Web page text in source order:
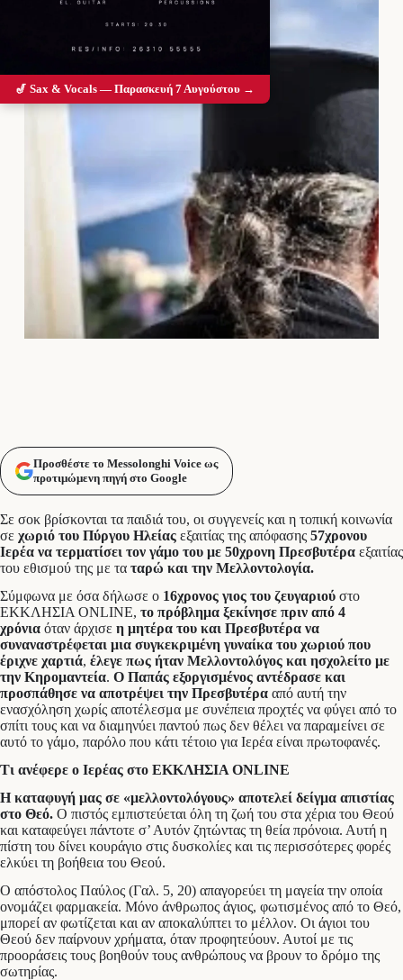
Προσθέστε το Messolonghi Voice ως
προτιμώμενη πηγή στο Google
Σε σοκ βρίσκονται τα παιδιά του, οι συγγενείς και η τοπική κοινωνία
σε χωριό του Πύργου Ηλείας εξαιτίας της απόφασης 57χρονου
Ιερέα να τερματίσει τον γάμο του με 50χρονη Πρεσβυτέρα εξαιτίας
του εθισμού της με τα ταρώ και την Μελλοντολογία.
Σύμφωνα με όσα δήλωσε ο 16χρονος γιος του ζευγαριού στο
ΕΚΚΛΗΣΙΑ ONLINE, το πρόβλημα ξεκίνησε πριν από 4
χρόνια όταν άρχισε η μητέρα του και Πρεσβυτέρα να
συναναστρέφεται μια συγκεκριμένη γυναίκα του χωριού που
έριχνε χαρτιά, έλεγε πως ήταν Μελλοντολόγος και ησχολείτο με
την Κηρομαντεία. Ο Παπάς εξοργισμένος αντέδρασε και
προσπάθησε να αποτρέψει την Πρεσβυτέρα από αυτή την
ενασχόληση χωρίς αποτέλεσμα με συνέπεια προχτές να φύγει από το
σπίτι τους και να διαμηνύει παντού πως δεν θέλει να παραμείνει σε
αυτό το γάμο, παρόλο που κάτι τέτοιο για Ιερέα είναι πρωτοφανές.
Τι ανέφερε ο Ιερέας στο ΕΚΚΛΗΣΙΑ ONLINE
Η καταφυγή μας σε «μελλοντολόγους» αποτελεί δείγμα απιστίας
στο Θεό. Ο πιστός εμπιστεύεται όλη τη ζωή του στα χέρια του Θεού
και καταφεύγει πάντοτε σ’ Αυτόν ζητώντας τη θεία πρόνοια. Αυτή η
πίστη του δίνει κουράγιο στις δυσκολίες και τις περισσότερες φορές
ελκύει τη βοήθεια του Θεού.
Ο απόστολος Παύλος (Γαλ. 5, 20) απαγορεύει τη μαγεία την οποία
ονομάζει φαρμακεία. Μόνο άνθρωπος άγιος, φωτισμένος από το Θεό,
μπορεί αν φωτίζεται και αν αποκαλύπτει το μέλλον. Οι άγιοι του
Θεού δεν παίρνουν χρήματα, όταν προφητεύουν. Αυτοί με τις
προοράσεις τους βοηθούν τους ανθρώπους να βρουν το δρόμο της
σωτηρίας.
🎷 Sax & Vocals — Παρασκευή 7 Αυγούστου →